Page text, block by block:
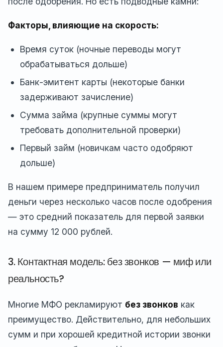
Факторы, влияющие на скорость:
Время суток (ночные переводы могут
обрабатываться дольше)
Банк-эмитент карты (некоторые банки
задерживают зачисление)
Сумма займа (крупные суммы могут
требовать дополнительной проверки)
Первый займ (новичкам часто одобряют
дольше)
В нашем примере предприниматель получил
деньги через несколько часов после одобрения
— это средний показатель для первой заявки
на сумму 12 000 рублей.
3. Контактная модель: без звонков — миф или
реальность?
Многие МФО рекламируют без звонков как
преимущество. Действительно, для небольших
сумм и при хорошей кредитной истории звонки